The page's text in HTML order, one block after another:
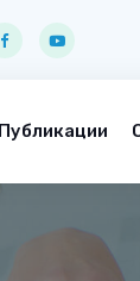
Публикации